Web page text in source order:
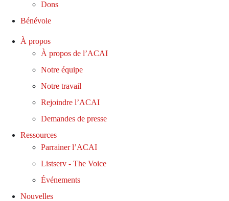
Dons
Bénévole
À propos
À propos de l’ACAI
Notre équipe
Notre travail
Rejoindre l’ACAI
Demandes de presse
Ressources
Parrainer l’ACAI
Listserv - The Voice
Événements
Nouvelles